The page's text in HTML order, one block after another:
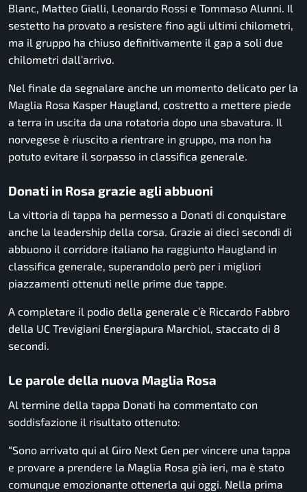
Blanc, Matteo Gialli, Leonardo Rossi e Tommaso Alunni. Il
sestetto ha provato a resistere fino agli ultimi chilometri,
ma il gruppo ha chiuso definitivamente il gap a soli due
chilometri dall’arrivo.
Nel finale da segnalare anche un momento delicato per la
Maglia Rosa Kasper Haugland, costretto a mettere piede
a terra in uscita da una rotatoria dopo una sbavatura. Il
norvegese è riuscito a rientrare in gruppo, ma non ha
potuto evitare il sorpasso in classifica generale.
Donati in Rosa grazie agli abbuoni
La vittoria di tappa ha permesso a Donati di conquistare
anche la leadership della corsa. Grazie ai dieci secondi di
abbuono il corridore italiano ha raggiunto Haugland in
classifica generale, superandolo però per i migliori
piazzamenti ottenuti nelle prime due tappe.
A completare il podio della generale c’è Riccardo Fabbro
della UC Trevigiani Energiapura Marchiol, staccato di 8
secondi.
Le parole della nuova Maglia Rosa
Al termine della tappa Donati ha commentato con
soddisfazione il risultato ottenuto:
“Sono arrivato qui al Giro Next Gen per vincere una tappa
e provare a prendere la Maglia Rosa già ieri, ma è stato
comunque emozionante ottenerla qui oggi. Nella prima